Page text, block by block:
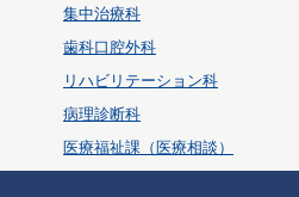
集中治療科
歯科口腔外科
リハビリテーション科
病理診断科
医療福祉課（医療相談）